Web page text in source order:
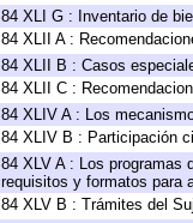
84 XLI G : Inventario de
84 XLII A :
84 XLII B : Casos
84 XLII C :
84 XLIV A : Los
84 XLIV B : Participación
84 XLV A : Los programas
requisitos y formatos para
84 XLV B : Trámites del